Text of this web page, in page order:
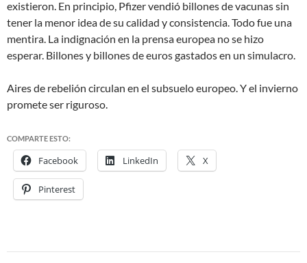
existieron. En principio, Pfizer vendió billones de vacunas sin
tener la menor idea de su calidad y consistencia. Todo fue una
mentira. La indignación en la prensa europea no se hizo
esperar. Billones y billones de euros gastados en un simulacro.
Aires de rebelión circulan en el subsuelo europeo. Y el invierno
promete ser riguroso.
COMPARTE ESTO:
Facebook LinkedIn X
Pinterest